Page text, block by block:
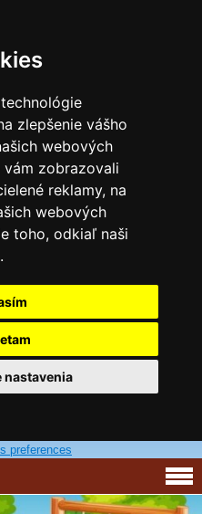
zlepšenie vášho
webových
zobrazovali
reklamy, na
webových
toho, odkiaľ naši
nastavenia
preferences